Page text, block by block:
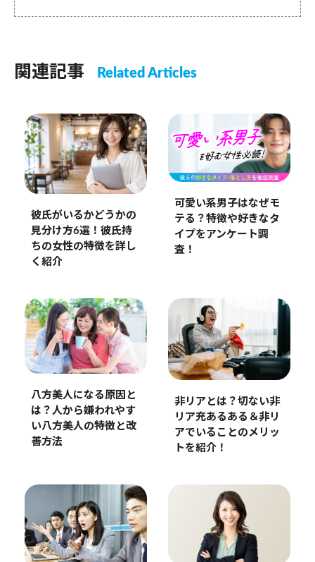
関連記事 Related Articles
彼氏がいるかどうかの
見分け方6選！彼氏持
ちの女性の特徴を詳し
く紹介
可愛い系男子はなぜモ
テる？特徴や好きなタ
イプをアンケート調
査！
八方美人になる原因と
は？人から嫌われやす
い八方美人の特徴と改
善方法
非リアとは？切ない非
リア充あるある＆非リ
アでいることのメリッ
トを紹介！